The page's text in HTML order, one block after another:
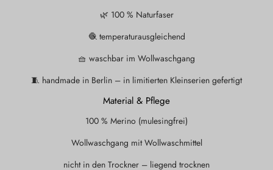
🌿 100 % Naturfaser
🧶 temperaturausgleichend
🧺 waschbar im Wollwaschgang
🧵 handmade in Berlin – in limitierten Kleinserien gefertigt
Material & Pflege
100 % Merino (mulesingfrei)
Wollwaschgang mit Wollwaschmittel
nicht in den Trockner – liegend trocknen